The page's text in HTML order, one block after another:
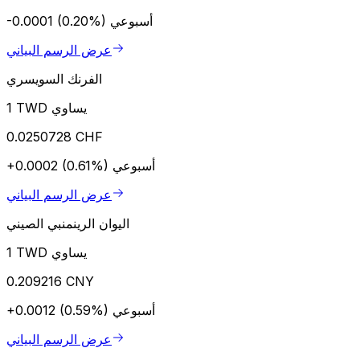
-0.0001 (0.20%) أسبوعي
عرض الرسم البياني
الفرنك السويسري
1 TWD يساوي
0.0250728 CHF
+0.0002 (0.61%) أسبوعي
عرض الرسم البياني
اليوان الرينمنبي الصيني
1 TWD يساوي
0.209216 CNY
+0.0012 (0.59%) أسبوعي
عرض الرسم البياني